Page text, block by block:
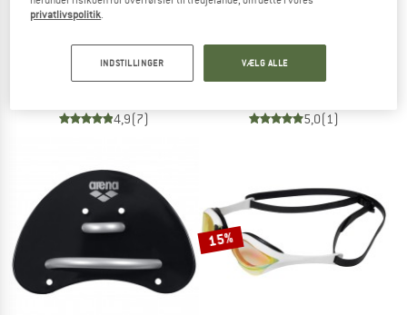
ARENA
Kid's The One Mask
Svømmebriller
4,9(7)
ARENA
Kickboard
Svømmehjælp
5,0(1)
15%
privatlivspolitik.
INDSTILLINGER VÆLG ALLE